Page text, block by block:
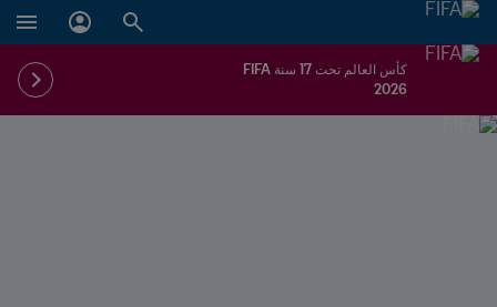
كأس العالم تحت 17 سنة FIFA
2026